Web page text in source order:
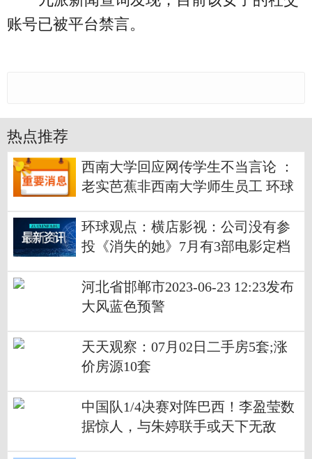
账号已被平台禁言。
热点推荐
西南大学回应网传学生不当言论 ：
老实芭蕉非西南大学师生员工 环球
环球观点：横店影视：公司没有参
投《消失的她》7月有3部电影定档
河北省邯郸市2023-06-23 12:23发布
大风蓝色预警
天天观察：07月02日二手房5套;涨
价房源10套
中国队1/4决赛对阵巴西！李盈莹数
据惊人，与朱婷联手或天下无敌